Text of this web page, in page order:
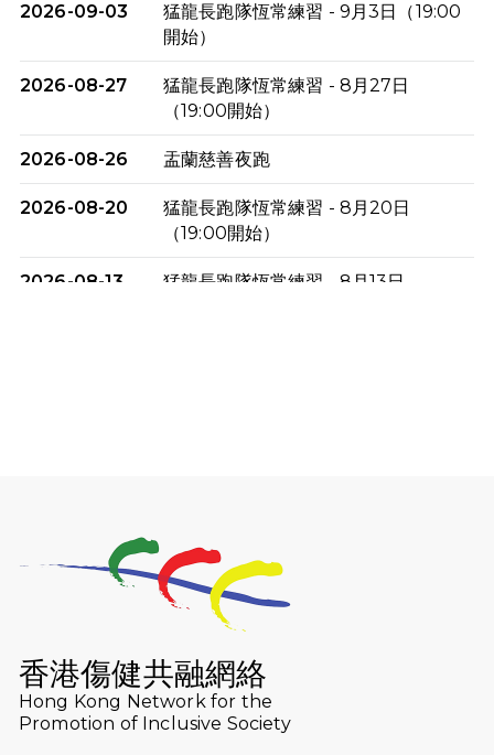
2026-09-03
猛龍長跑隊恆常練習 - 9月3日（19:00
開始）
2026-08-27
猛龍長跑隊恆常練習 - 8月27日
（19:00開始）
2026-08-26 盂蘭慈善夜跑
2026-08-20
猛龍長跑隊恆常練習 - 8月20日
（19:00開始）
2026-08-13
猛龍長跑隊恆常練習 - 8月13日
2026-07-23
猛龍長跑隊恆常練習 - 7月23日
（19:00開始）
猛龍長跑隊恆常練習 - 7月16日
2026-07-10
【猛龍戈壁118公里分享暨香港傷健共
融網絡15周年晚宴】
香港傷健共融網絡
Hong Kong Network for the
Promotion of Inclusive Society